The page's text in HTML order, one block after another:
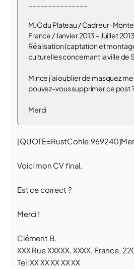
MJC du Plateau / Cadreur-
France / Janvier 2013 – Juillet 2013
Réalisation (captation et
culturelles concernant la ville de
Mince j'ai oublier de masquez
pouvez-vous supprimer ce post
Merci
Voici mon CV final,
Est ce correct ?
Merci !
Clément B.
XXX Rue XXXXX, XXXX, France,
Tel :XX XX XX XX XX